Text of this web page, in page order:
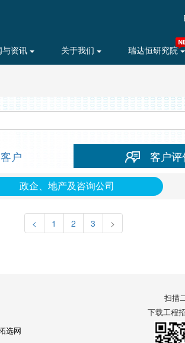
与资讯 关于我们 瑞达恒研究院
户 客户评
政企、地产及咨询公司
< 1 2 3 >
选网
扫描
下载工程